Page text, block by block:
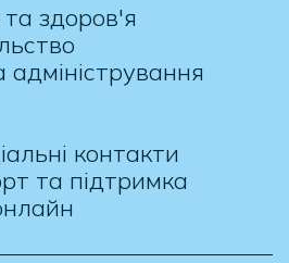
здоров'я
адміністрування
контакти
та підтримка